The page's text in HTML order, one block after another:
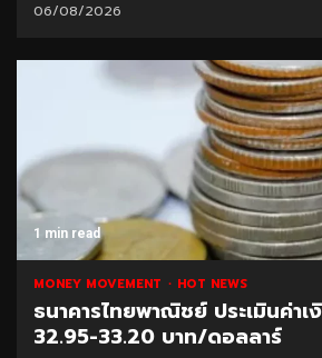
06/08/2026
1 min read
MONEY MOVEMENT HOT NEWS
ธนาคารไทยพาณิชย์ ประเมินค่า
32.95-33.20 บาท/ดอลลาร์